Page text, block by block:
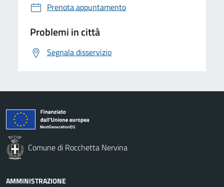
Prenota appuntamento
Problemi in città
Segnala disservizio
Comune di Rocchetta Nervina
AMMINISTRAZIONE